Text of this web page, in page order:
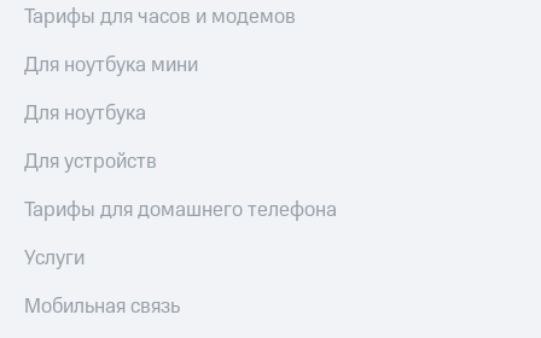
выкупа
Дивиденды
Рынок
облигаций
Описание
Еврооблигации-2023
о
Другое
Тарифы для часов и модемов
Для ноутбука мини
Для ноутбука
Для устройств
Тарифы для домашнего телефона
Услуги
Мобильная связь